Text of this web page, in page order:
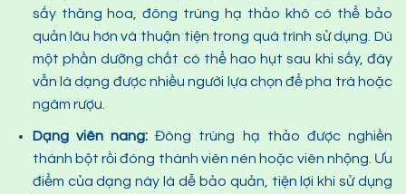
sấy thăng hoa, đông trùng hạ thảo khô có thể bảo
quản lâu hơn và thuận tiện trong quá trình sử dụng. Dù
một phần dưỡng chất có thể hao hụt sau khi sấy, đây
vẫn là dạng được nhiều người lựa chọn để pha trà hoặc
ngâm rượu.
Dạng viên nang:Đông trùng hạ thảo được nghiền
thành bột rồi đóng thành viên nén hoặc viên nhộng. Ưu
điểm của dạng này là dễ bảo quản, tiện lợi khi sử dụng